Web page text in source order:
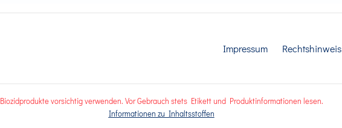
Impressum Rechtshinweis
Biozidprodukte vorsichtig verwenden. Vor Gebrauch stets Etikett und Produktinformationen lesen.
Informationen zu Inhaltsstoffen